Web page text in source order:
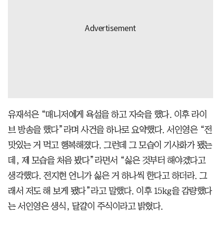
유재석은 “매니저에게 욕설을 하고 자숙을 했다. 이후 라이
브 방송을 했다”라며 사건을 하나로 요약했다. 서인영은 “전
맛있는 거 먹고 행복해졌다. 그런데 그 모습이 기사화가 됐는
데, 제 모습을 처음 봤다”라면서 “싫은 것부터 해야겠다고
생각했다. 전지현 언니가 싫은 거 하나씩 한다고 하더라. 그
래서 저도 해 보게 됐다”라고 말했다. 이후 15kg을 감량했다
는 서인영은 생식, 달걀이 주식이라고 밝혔다.